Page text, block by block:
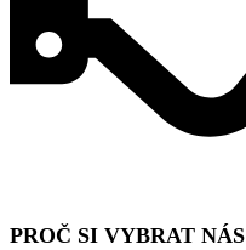
PROČ SI VYBRAT NÁS